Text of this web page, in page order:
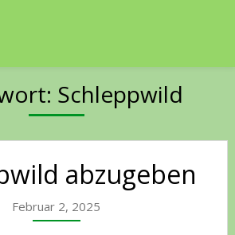
Schleppwild
abzugeben
Februar 2, 2025